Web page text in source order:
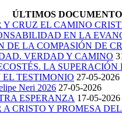
ÚLTIMOS
Y CRUZ EL CAMINO
EN LA
DE LA COMPASIÓN DE
VERDAD Y CAMINO
LA SUPERACIÓN
EL TESTIMONIO 27-05-2026
Neri 2026 27-05-2026
ESPERANZA 17-05-2026
A CRISTO Y PROMESA